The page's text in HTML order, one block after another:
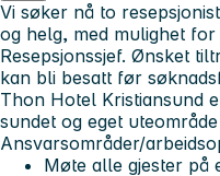
Vi søker nå to
og helg, med mulighet
Resepsjonssjef. Ønsket
kan bli besatt før
Thon Hotel Kristiansund
sundet og eget
Ansvarsområder/
Møte alle gjester på